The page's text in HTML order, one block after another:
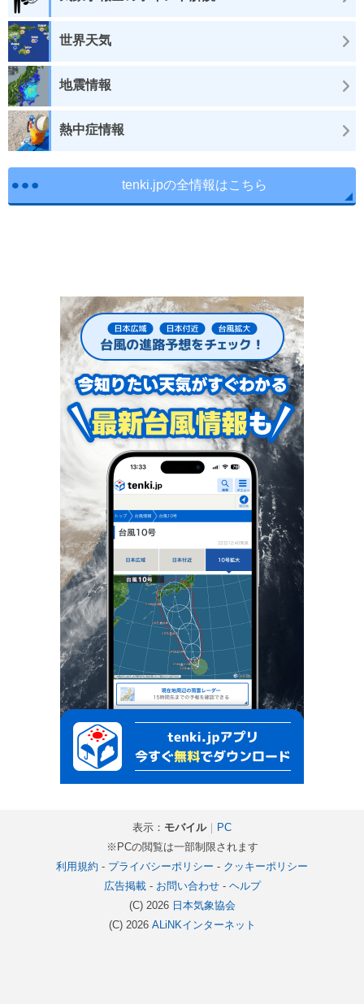
世界天気
地震情報
熱中症情報
tenki.jpの全情報はこちら
表示： モバイル｜
PC
※PCの閲覧は一部制限されます
利用規約 - プライバシーポリシー - クッキーポリシー
広告掲載- お問い合わせ- ヘルプ
(C) 2026 日本気象協会
(C) 2026 ALiNKインターネット